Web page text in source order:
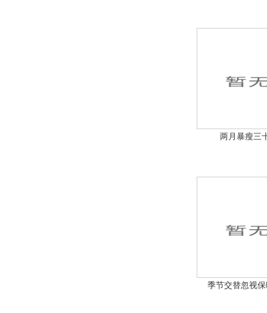
两月暴瘦三
季节交替忽视